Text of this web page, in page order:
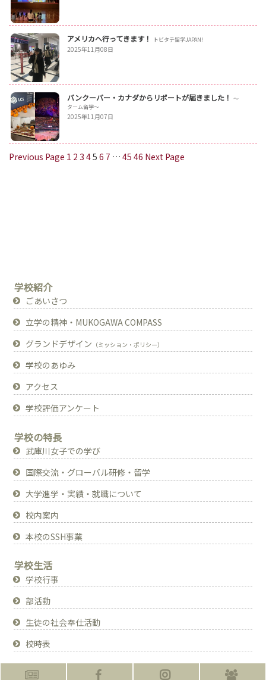
アメリカへ行ってきます！ トビタテ留学JAPAN!
2025年11月08日
バンクーバー・カナダからリポートが届きました！
〜
ターム留学〜
2025年11月07日
Previous Page 1 2 3 45 6 7 … 45 46 Next Page
学校紹介
ごあいさつ
立学の精神・MUKOGAWA COMPASS
グランドデザイン （ミッション・ポリシー）
学校のあゆみ
アクセス
学校評価アンケート
学校の特長
武庫川女子での学び
国際交流・グローバル研修・留学
大学進学・実績・就職について
校内案内
本校のSSH事業
学校生活
学校行事
部活動
生徒の社会奉仕活動
校時表